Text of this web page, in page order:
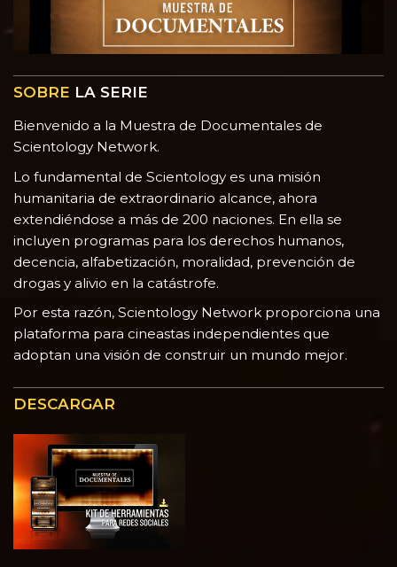
SOBRE LA SERIE
Bienvenido a la Muestra de Documentales de
Scientology Network.
Lo fundamental de Scientology es una misión
humanitaria de extraordinario alcance, ahora
extendiéndose a más de 200 naciones. En ella se
incluyen programas para los derechos humanos,
decencia, alfabetización, moralidad, prevención de
drogas y alivio en la catástrofe.
Por esta razón, Scientology Network proporciona una
plataforma para cineastas independientes que
adoptan una visión de construir un mundo mejor.
DESCARGAR